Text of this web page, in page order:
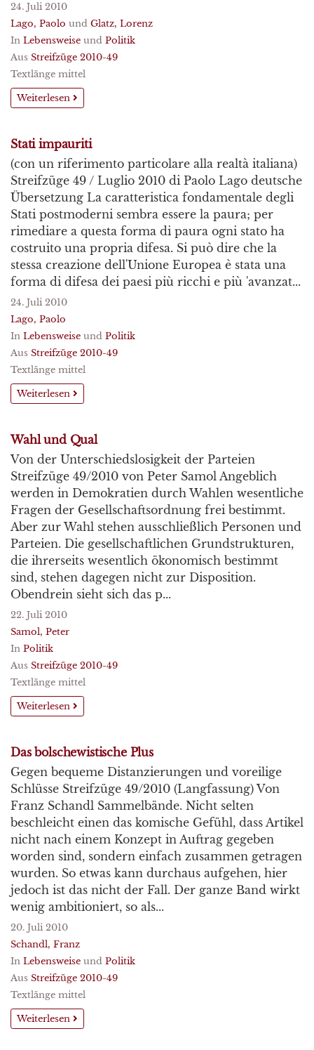
24. Juli 2010
Lago, Paolo und Glatz, Lorenz
In Lebensweise und Politik
Aus Streifzüge 2010-49
Textlänge mittel
Weiterlesen
Stati impauriti
(con un riferimento particolare alla realtà italiana)
Streifzüge 49 / Luglio 2010 di Paolo Lago deutsche
Übersetzung La caratteristica fondamentale degli
Stati postmoderni sembra essere la paura; per
rimediare a questa forma di paura ogni stato ha
costruito una propria difesa. Si può dire che la
stessa creazione dell'Unione Europea è stata una
forma di difesa dei paesi più ricchi e più 'avanzat...
24. Juli 2010
Lago, Paolo
In Lebensweise und Politik
Aus Streifzüge 2010-49
Textlänge mittel
Weiterlesen
Wahl und Qual
Von der Unterschiedslosigkeit der Parteien
Streifzüge 49/2010 von Peter Samol Angeblich
werden in Demokratien durch Wahlen wesentliche
Fragen der Gesellschaftsordnung frei bestimmt.
Aber zur Wahl stehen ausschließlich Personen und
Parteien. Die gesellschaftlichen Grundstrukturen,
die ihrerseits wesentlich ökonomisch bestimmt
sind, stehen dagegen nicht zur Disposition.
Obendrein sieht sich das p...
22. Juli 2010
Samol, Peter
In Politik
Aus Streifzüge 2010-49
Textlänge mittel
Weiterlesen
Das bolschewistische Plus
Gegen bequeme Distanzierungen und voreilige
Schlüsse Streifzüge 49/2010 (Langfassung) Von
Franz Schandl Sammelbände. Nicht selten
beschleicht einen das komische Gefühl, dass Artikel
nicht nach einem Konzept in Auftrag gegeben
worden sind, sondern einfach zusammen getragen
wurden. So etwas kann durchaus aufgehen, hier
jedoch ist das nicht der Fall. Der ganze Band wirkt
wenig ambitioniert, so als...
20. Juli 2010
Schandl, Franz
In Lebensweise und Politik
Aus Streifzüge 2010-49
Textlänge mittel
Weiterlesen